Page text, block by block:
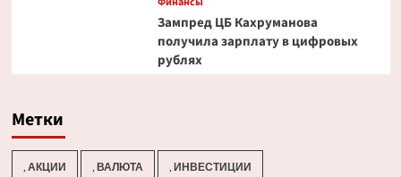
Зампред ЦБ Кахруманова
получила зарплату в цифровых
рублях
Метки
, АКЦИИ , ВАЛЮТА , ИНВЕСТИЦИИ